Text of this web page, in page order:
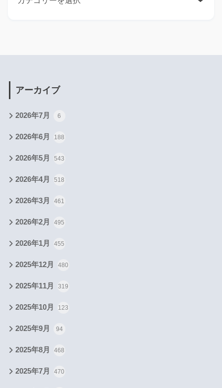
アーカイブ
2026年7月 6
2026年6月 188
2026年5月 543
2026年4月 518
2026年3月 461
2026年2月 495
2026年1月 455
2025年12月 480
2025年11月 319
2025年10月 123
2025年9月 94
2025年8月 468
2025年7月 470